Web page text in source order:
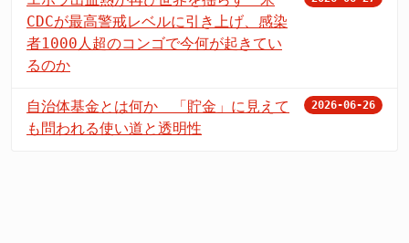
CDCが最高警戒レベルに引き上げ、感染
者1000人超のコンゴで今何が起きてい
るのか
自治体基金とは何か 「貯金」に見えて
も問われる使い道と透明性
2026-06-26